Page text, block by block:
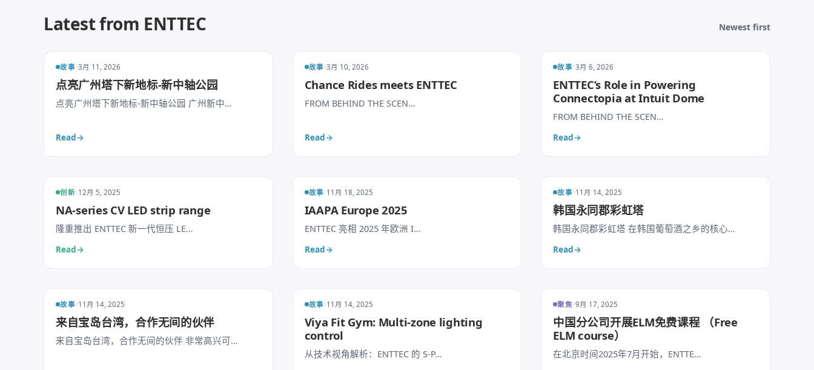
Latest from ENTTEC Newest first
故事 3月 11, 2026
点亮广州塔下新地标-新中轴公园
点亮广州塔下新地标-新中轴公园 广州新中…
Read→
故事 3月 10, 2026
Chance Rides meets ENTTEC
FROM BEHIND THE SCEN…
Read→
故事 3月 6, 2026
ENTTEC’s Role in Powering
Connectopia at Intuit Dome
FROM BEHIND THE SCEN…
Read→
创新 12月 5, 2025
NA-series CV LED strip range
隆重推出 ENTTEC 新一代恒压 LE…
Read→
故事 11月 18, 2025
IAAPA Europe 2025
ENTTEC 亮相 2025 年欧洲 I…
Read→
故事 11月 14, 2025
韩国永同郡彩虹塔
韩国永同郡彩虹塔 在韩国葡萄酒之乡的核心…
Read→
故事 11月 14, 2025
来自宝岛台湾，合作无间的伙伴
来自宝岛台湾，合作无间的伙伴 非常高兴可…
故事 11月 14, 2025
Viya Fit Gym: Multi-zone lighting
control
从技术视角解析：ENTTEC 的 S-P…
聚焦 9月 17, 2025
中国分公司开展ELM免费课程 （Free
ELM course）
在北京时间2025年7月开始，ENTTE…